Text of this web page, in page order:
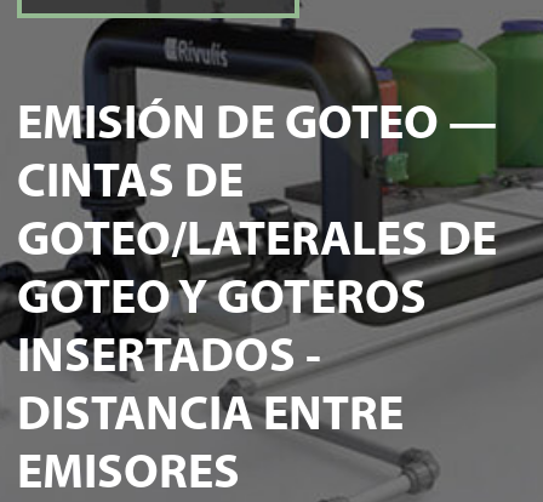
EMISIÓN DE GOTEO —
CINTAS DE
GOTEO/LATERALES DE
GOTEO Y GOTEROS
INSERTADOS -
DISTANCIA ENTRE
EMISORES